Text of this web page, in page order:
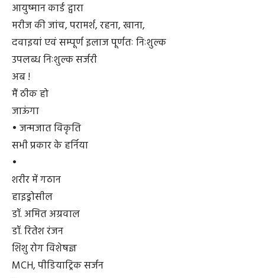
आयुष्मान कार्ड द्वारा
मरीज की जांच, परामर्श, रहना, खाना,
दवाइयां एवं सम्पूर्ण इलाज पूर्णतः निःशुल्क
उपलब्ध निःशुल्क सर्जरी
अब !
मैं ठीक हो
जाऊंगा
• जन्मजात विकृति
सभी प्रकार के हर्निया
•
शरीर में गठान
हाइड्रोसील
डॉ. अमित अग्रवाल
डॉ. रितेश रंजन
शिशु रोग विशेषज्ञ
MCH, पीडियाट्रिक सर्जन